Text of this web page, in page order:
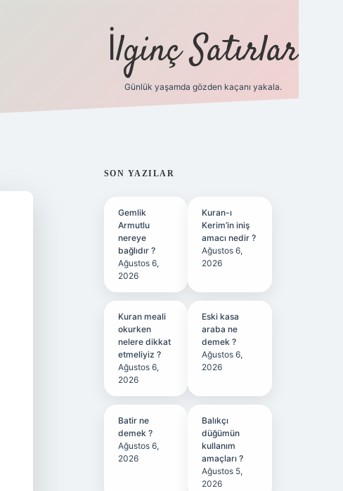
İlginç Satırlar
Günlük yaşamda gözden kaçanı yakala.
SIDEBAR
SON YAZILAR
Gemlik
Armutlu
nereye
bağlıdır ?
Ağustos 6,
2026
Kuran-ı
Kerim’in iniş
amacı nedir ?
Ağustos 6,
2026
Kuran meali
okurken
nelere dikkat
etmeliyiz ?
Ağustos 6,
2026
Eski kasa
araba ne
demek ?
Ağustos 6,
2026
Batir ne
demek ?
Ağustos 6,
2026
Balıkçı
düğümün
kullanım
amaçları ?
Ağustos 5,
2026